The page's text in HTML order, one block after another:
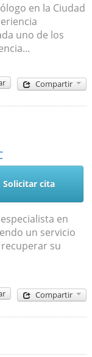
en la Ciudad
uno de los
Compartir
Solicitar cita
en
un servicio
su
Compartir